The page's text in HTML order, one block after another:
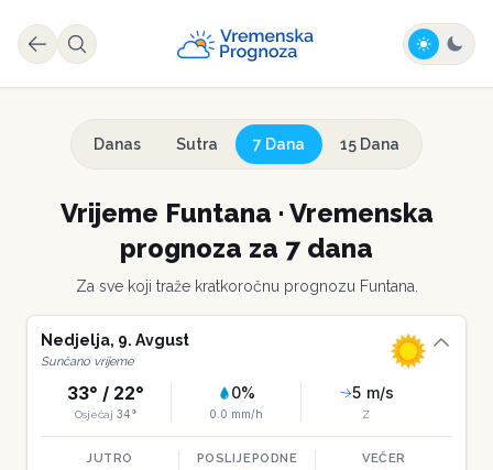
Danas Sutra 7 Dana 15 Dana
Vrijeme Funtana · Vremenska
prognoza za 7 dana
Za sve koji traže kratkoročnu prognozu Funtana
Nedjelja, 9. Avgust
Sunčano vrijeme
33° / 22°
Osjećaj 34°
0%
0.0 mm/h
5 m/s
Z
JUTRO POSLIJEPODNE VEČER